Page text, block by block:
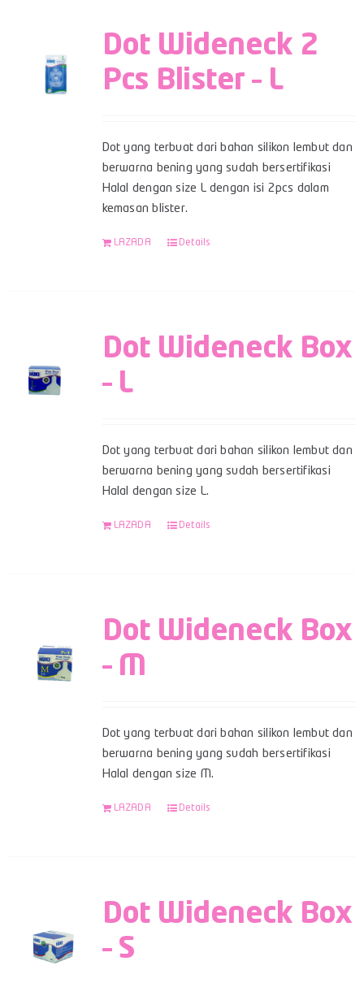
Dot Wideneck 2
Pcs Blister – L
Dot yang terbuat dari bahan silikon lembut dan
berwarna bening yang sudah bersertifikasi
Halal dengan size L dengan isi 2pcs dalam
kemasan blister.
LAZADA Details
Dot Wideneck Box
– L
Dot yang terbuat dari bahan silikon lembut dan
berwarna bening yang sudah bersertifikasi
Halal dengan size L.
LAZADA Details
Dot Wideneck Box
– M
Dot yang terbuat dari bahan silikon lembut dan
berwarna bening yang sudah bersertifikasi
Halal dengan size M.
LAZADA Details
Dot Wideneck Box
– S